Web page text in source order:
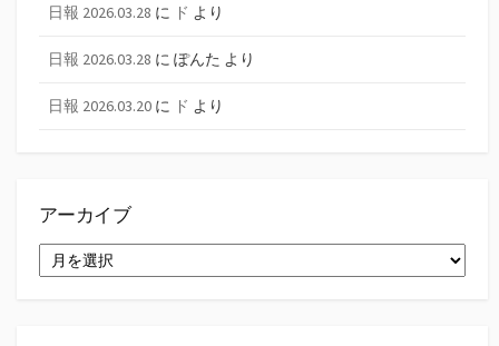
日報 2026.03.28 に ド より
日報 2026.03.28 に ぽんた より
日報 2026.03.20 に ド より
アーカイブ
ー